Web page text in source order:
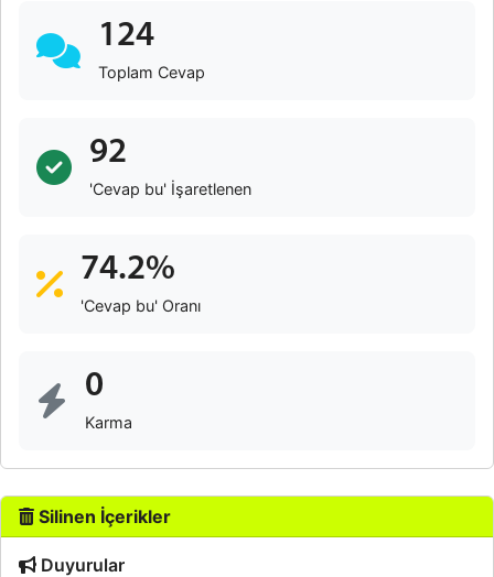
124
Toplam Cevap
92
'Cevap bu' İşaretlenen
74.2%
'Cevap bu' Oranı
0
Karma
Silinen İçerikler
Duyurular